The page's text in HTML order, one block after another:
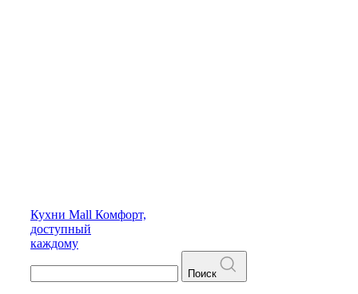
Кухни Mall Комфорт,
доступный
каждому
Поиск